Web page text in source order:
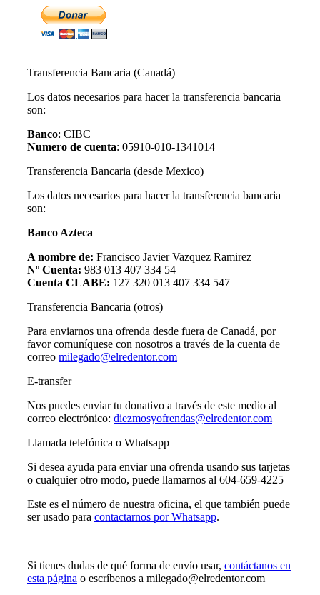
Transferencia Bancaria (Canadá)
Los datos necesarios para hacer la transferencia bancaria
son:
Banco: CIBC
Numero de cuenta: 05910-010-1341014
Transferencia Bancaria (desde Mexico)
Los datos necesarios para hacer la transferencia bancaria
son:
Banco Azteca
A nombre de: Francisco Javier Vazquez Ramirez
Nº Cuenta: 983 013 407 334 54
Cuenta CLABE: 127 320 013 407 334 547
Transferencia Bancaria (otros)
Para enviarnos una ofrenda desde fuera de Canadá, por
favor comuníquese con nosotros a través de la cuenta de
correo milegado@elredentor.com
E-transfer
Nos puedes enviar tu donativo a través de este medio al
correo electrónico: diezmosyofrendas@elredentor.com
Llamada telefónica o Whatsapp
Si desea ayuda para enviar una ofrenda usando sus tarjetas
o cualquier otro modo, puede llamarnos al 604-659-4225
Este es el número de nuestra oficina, el que también puede
ser usado para contactarnos por Whatsapp.
Si tienes dudas de qué forma de envío usar, contáctanos en
esta página o escríbenos a milegado@elredentor.com